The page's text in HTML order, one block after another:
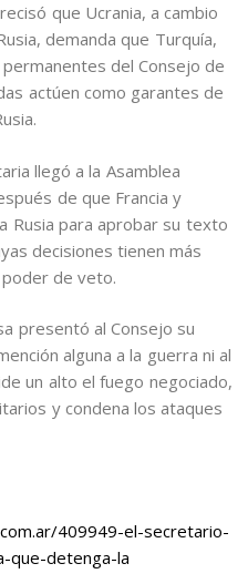
que Ucrania, a cambio
demanda que Turquía,
del Consejo de
actúen como garantes de
llegó a la Asamblea
de que Francia y
Rusia para aprobar su texto
decisiones tienen más
de veto.
presentó al Consejo su
alguna a la guerra ni al
un alto el fuego negociado,
y condena los ataques
409949-el-secretario-
que-detenga-la